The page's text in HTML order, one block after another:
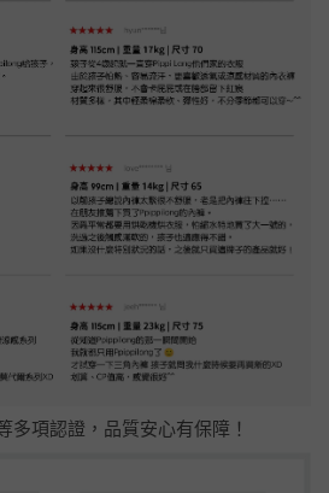
多項認證，品質安心有保障！